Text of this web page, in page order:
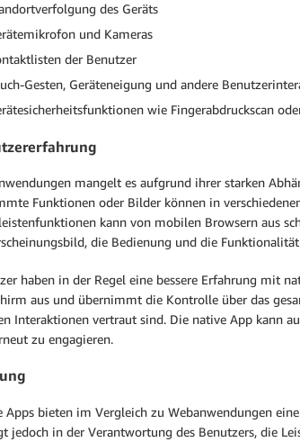
des Geräts
und Kameras
der Benutzer
Gesten, Geräteneigung und andere
wie Fingerabdruckscan
mangelt es aufgrund ihrer starken
Funktionen oder Bilder können in
kann von mobilen Browsern aus
die Bedienung und die
haben in der Regel eine bessere Erfahrung mit
aus und übernimmt die Kontrolle über das
Interaktionen vertraut sind. Die native App kann
zu engagieren.
Apps bieten im Vergleich zu Webanwendungen
jedoch in der Verantwortung des Benutzers, die